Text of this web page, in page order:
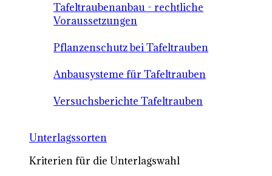
Tafeltraubenanbau - rechtliche
Voraussetzungen
Pflanzenschutz bei Tafeltrauben
Anbausysteme für Tafeltrauben
Versuchsberichte Tafeltrauben
Unterlagssorten
Kriterien für die Unterlagswahl